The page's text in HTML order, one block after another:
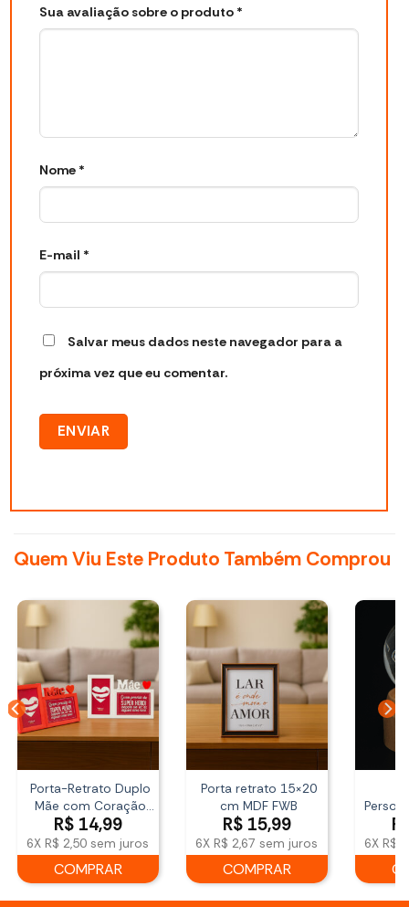
Sua avaliação sobre o produto *
Nome *
E-mail *
Salvar meus dados neste navegador para a
próxima vez que eu comentar.
Quem Viu Este Produto Também Comprou
Porta-Retrato Duplo
Mãe com Coração
10×15 WellMix
R$14,99
6XR$ 2,50 sem juros
COMPRAR
Porta retrato 15×20
cm MDF FWB
R$15,99
6XR$ 2,67 sem juros
COMPRAR
Ball
6XR$